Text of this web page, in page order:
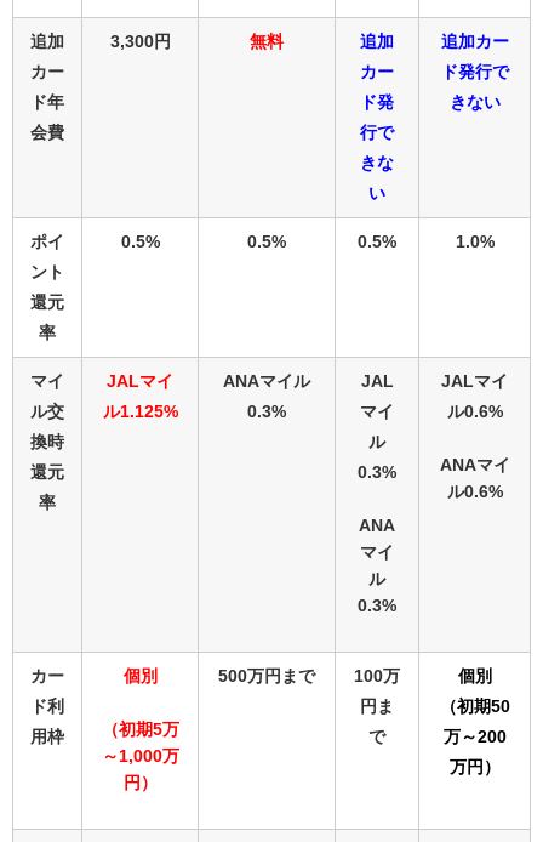
追加
カー
ド年
会費
3,300円 無料
追加
カー
ド発
行で
きな
い
追加カー
ド発行で
きない
ポイ
ント
還元
率
0.5% 0.5% 0.5% 1.0%
マイ
ル交
換時
還元
率
JALマイ
ル1.125%
ANAマイル
0.3%
JAL
マイ
ル
0.3%
ANA
マイ
ル
0.3%
JALマイ
ル0.6%
ANAマイ
ル0.6%
カー
ド利
用枠
個別
（初期5万
～1,000万
円）
500万円まで
100万
円ま
で
個別
（初期50
万～200
万円）